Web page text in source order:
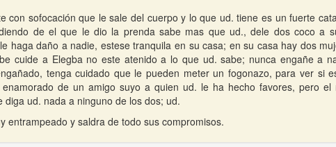
con sofocación que le sale del cuerpo y lo que ud. tiene es un fuerte
de el que le dio la prenda sabe mas que ud., dele dos coco a
haga daño a nadie, estese tranquila en su casa; en su casa hay dos
cuide a Elegba no este atenido a lo que ud. sabe; nunca engañe a
tenga cuidado que le pueden meter un fogonazo, para ver si
enamorado de un amigo suyo a quien ud. le ha hecho favores, pero
diga ud. nada a ninguno de los dos; ud.
entrampeado y saldra de todo sus compromisos.